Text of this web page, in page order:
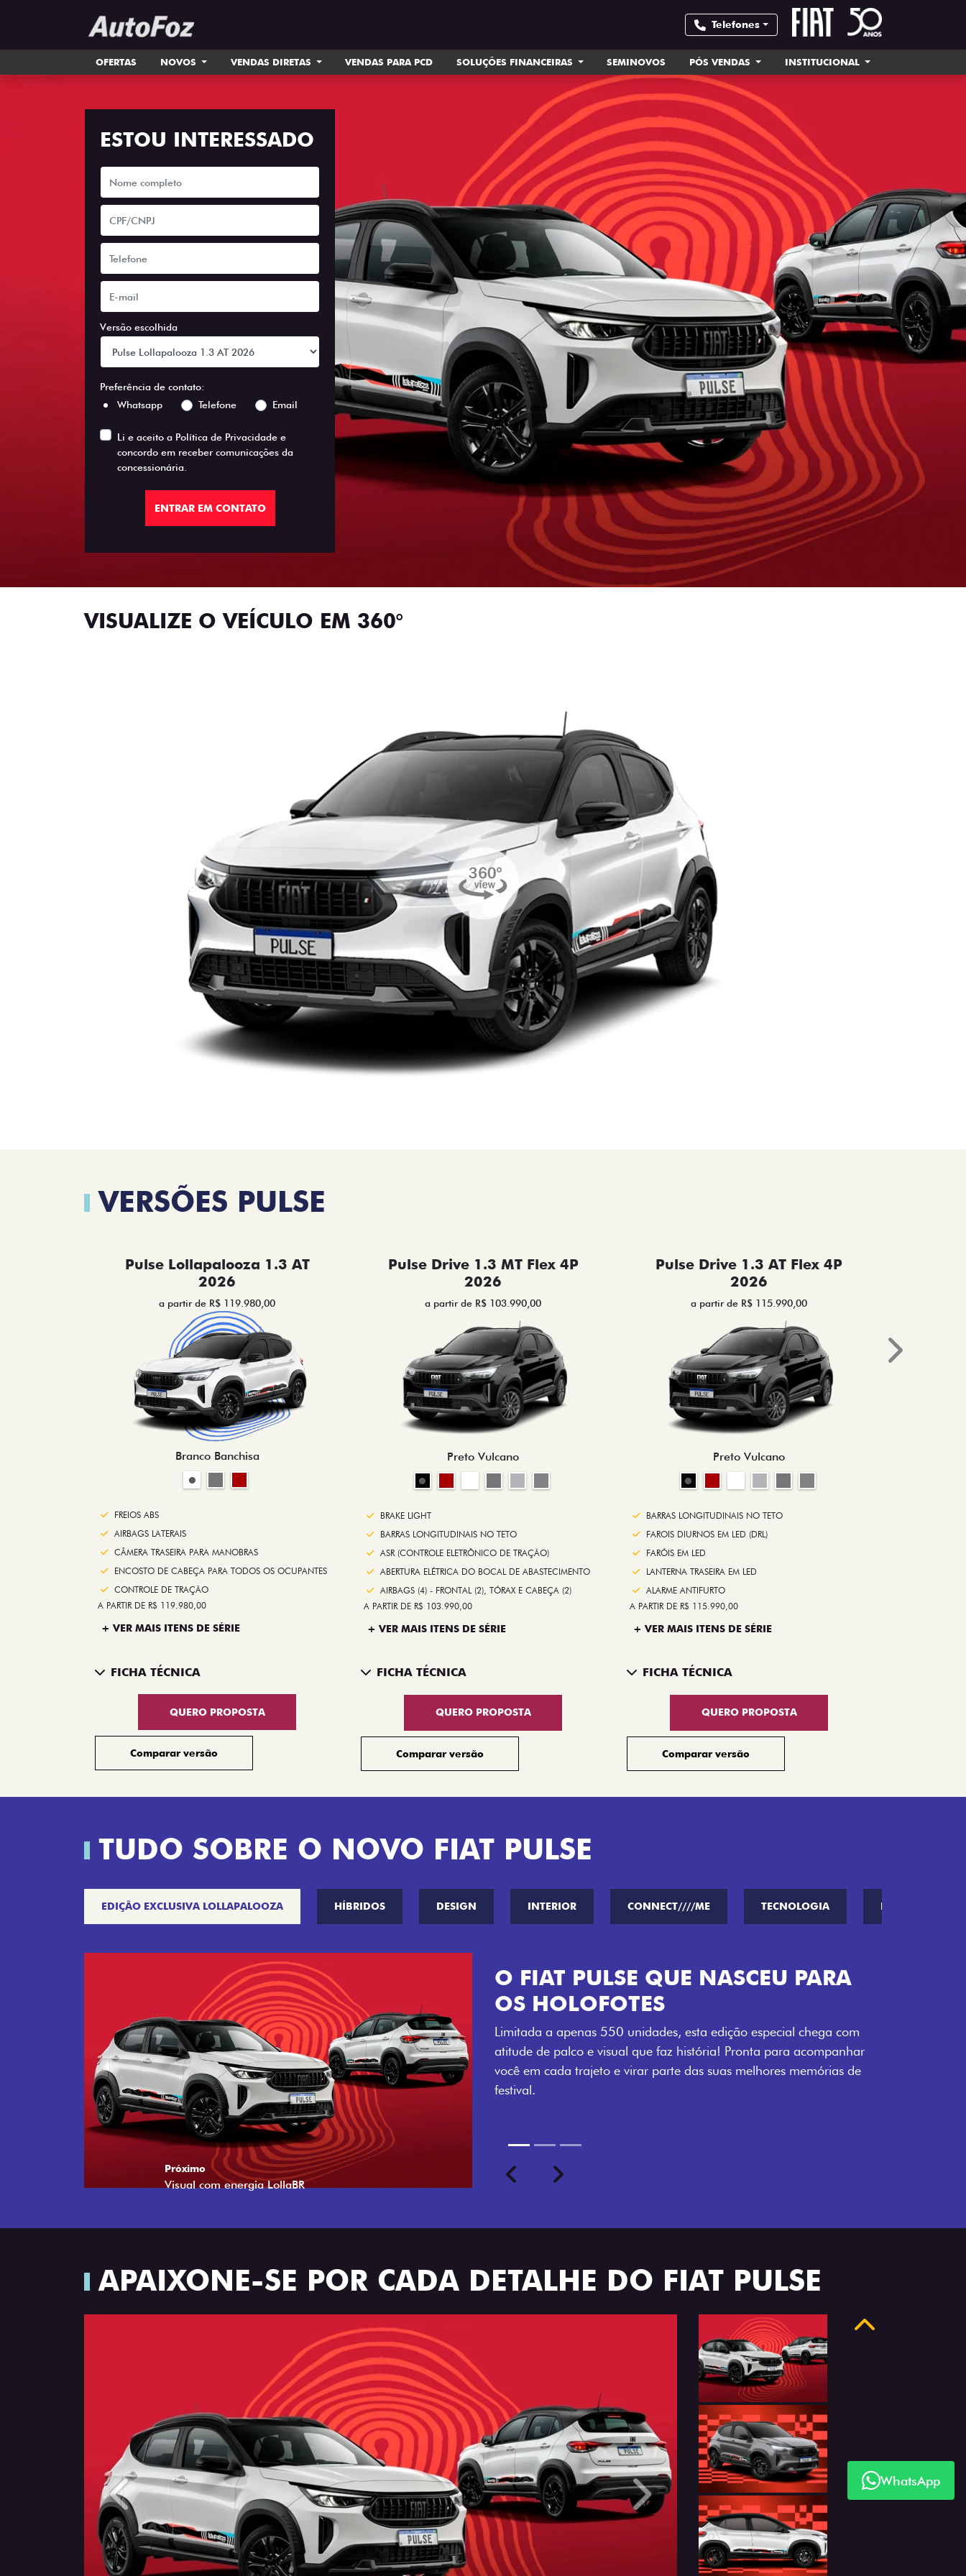
Telefones
OFERTAS NOVOS VENDAS DIRETAS VENDAS PARA PCD SOLUÇÕES FINANCEIRAS SEMINOVOS PÓS VENDAS INSTITUCIONAL
ESTOU INTERESSADO
Versão escolhida
Preferência de contato:
Whatsapp
Telefone Email
Li e aceito a Política de Privacidade e
concordo em receber comunicações da
concessionária.
ENTRAR EM CONTATO
VISUALIZE O VEÍCULO EM 360°
VERSÕES PULSE
Pulse Lollapalooza 1.3 AT
2026
a partir de R$ 119.980,00
Branco Banchisa
FREIOS ABS
AIRBAGS LATERAIS
CÂMERA TRASEIRA PARA MANOBRAS
ENCOSTO DE CABEÇA PARA TODOS OS OCUPANTES
CONTROLE DE TRAÇÃO
A PARTIR DE R$ 119.980,00
+ VER MAIS ITENS DE SÉRIE
FICHA TÉCNICA
QUERO PROPOSTA
Comparar versão
Pulse Drive 1.3 MT Flex 4P
2026
a partir de R$ 103.990,00
Preto Vulcano
BRAKE LIGHT
BARRAS LONGITUDINAIS NO TETO
ASR (CONTROLE ELETRÔNICO DE TRAÇÃO)
ABERTURA ELÉTRICA DO BOCAL DE ABASTECIMENTO
AIRBAGS (4) - FRONTAL (2), TÓRAX E CABEÇA (2)
A PARTIR DE R$ 103.990,00
+ VER MAIS ITENS DE SÉRIE
FICHA TÉCNICA
QUERO PROPOSTA
Comparar versão
Pulse Drive 1.3 AT Flex 4P
2026
a partir de R$ 115.990,00
Preto Vulcano
BARRAS LONGITUDINAIS NO TETO
FAROIS DIURNOS EM LED (DRL)
FARÓIS EM LED
LANTERNA TRASEIRA EM LED
ALARME ANTIFURTO
A PARTIR DE R$ 115.990,00
+ VER MAIS ITENS DE SÉRIE
FICHA TÉCNICA
QUERO PROPOSTA
Comparar versão
Next
TUDO SOBRE O NOVO FIAT PULSE
EDIÇÃO EXCLUSIVA LOLLAPALOOZA HÍBRIDOS DESIGN INTERIOR CONNECT////ME TECNOLOGIA PERFORMANCE
VISUAL COM ENERGIA LOLLABR
Se liga no que compõe a identidade exclusiva do festival: série
numerada, adesivo lateral LollaBR e a soleira temática que reforçam
a exclusividade, enquanto os detalhes escurecidos, o teto bicolor e as
rodas de liga-leve aro 16” em preto brilhante completam o visual
com ainda mais estilo.
Próximo
Tecnologia que acompanha o seu ritmo
PreviousNext
APAIXONE-SE POR CADA DETALHE DO FIAT PULSE
Anterior Próximo
Anterior
WhatsApp